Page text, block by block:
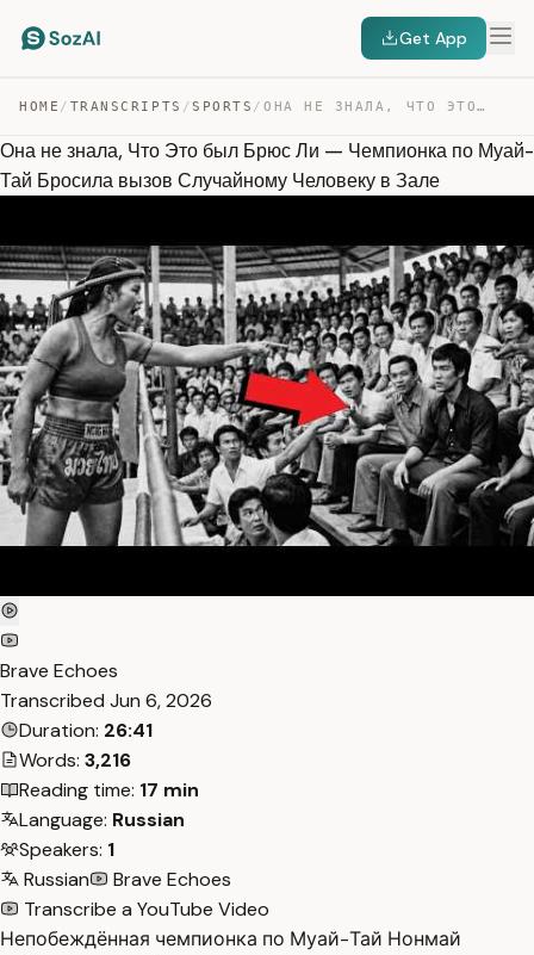
Get App
HOME / TRANSCRIPTS /SPORTS / ОНА НЕ ЗНАЛА, ЧТО ЭТО БЫЛ БРЮС ЛИ — ЧЕМПИОНКА ПО МУАЙ-Т… — TRANSCRIPT
Она не знала, Что Это был Брюс Ли — Чемпионка по Муай-
Тай Бросила вызов Случайному Человеку в Зале
Brave Echoes
Transcribed Jun 6, 2026
Duration: 26:41
Words: 3,216
Reading time: 17 min
Language: Russian
Speakers: 1
Russian
Brave Echoes
Transcribe a YouTube Video
Непобеждённая чемпионка по Муай-Тай Нонмай